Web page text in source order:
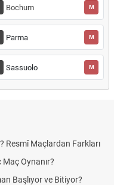
Bochum M
Parma M
Sassuolo M
Resmî Maçlardan Farkları
Oynanır?
Başlıyor ve Bitiyor?